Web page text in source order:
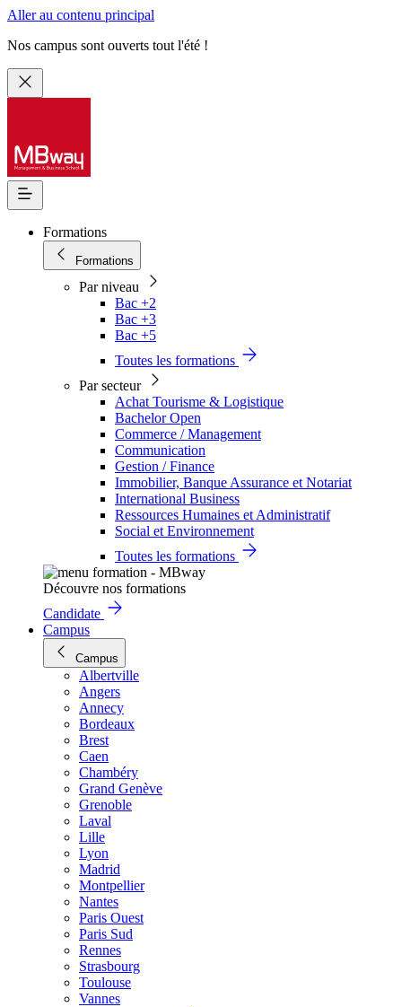
Aller au contenu principal
Nos campus sont ouverts tout l'été !
Formations
Formations
Par niveau
Bac +2
Bac +3
Bac +5
Toutes les formations
Par secteur
Achat Tourisme & Logistique
Bachelor Open
Commerce / Management
Communication
Gestion / Finance
Immobilier, Banque Assurance et Notariat
International Business
Ressources Humaines et Administratif
Social et Environnement
Toutes les formations
Découvre nos formations
Candidate
Campus
Campus
Albertville
Angers
Annecy
Bordeaux
Brest
Caen
Chambéry
Grand Genève
Grenoble
Laval
Lille
Lyon
Madrid
Montpellier
Nantes
Paris Ouest
Paris Sud
Rennes
Strasbourg
Toulouse
Vannes